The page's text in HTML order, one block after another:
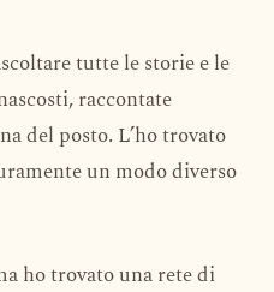
tutte le storie e le
raccontate
del posto. L’ho trovato
un modo diverso
ho trovato una rete di